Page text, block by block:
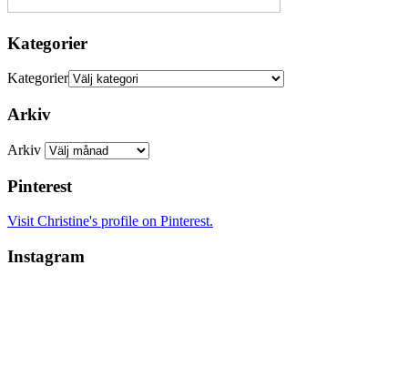
Kategorier
Kategorier
Arkiv
Arkiv
Pinterest
Visit Christine's profile on Pinterest.
Instagram